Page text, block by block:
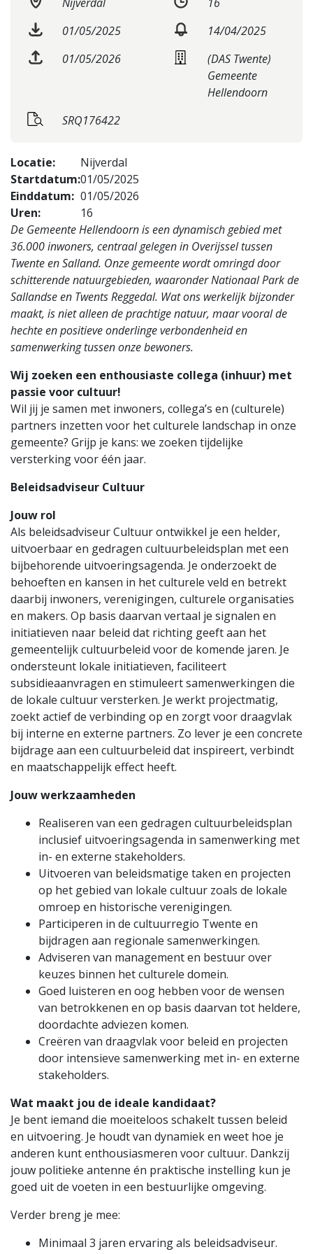
01/05/2025
14/04/2025
01/05/2026
(DAS Twente)
Gemeente
Hellendoorn
SRQ176422
Locatie:
Startdatum:
Einddatum:
Uren:
Nijverdal
01/05/2025
01/05/2026
16
De Gemeente Hellendoorn is een dynamisch gebied met
36.000 inwoners, centraal gelegen in Overijssel tussen
Twente en Salland. Onze gemeente wordt omringd door
schitterende natuurgebieden, waaronder Nationaal Park de
Sallandse en Twents Reggedal. Wat ons werkelijk bijzonder
maakt, is niet alleen de prachtige natuur, maar vooral de
hechte en positieve onderlinge verbondenheid en
samenwerking tussen onze bewoners.
Wij zoeken een enthousiaste collega (inhuur) met
passie voor cultuur!
Wil jij je samen met inwoners, collega’s en (culturele)
partners inzetten voor het culturele landschap in onze
gemeente? Grijp je kans: we zoeken tijdelijke
versterking voor één jaar.
Beleidsadviseur Cultuur
Jouw rol
Als beleidsadviseur Cultuur ontwikkel je een helder,
uitvoerbaar en gedragen cultuurbeleidsplan met een
bijbehorende uitvoeringsagenda. Je onderzoekt de
behoeften en kansen in het culturele veld en betrekt
daarbij inwoners, verenigingen, culturele organisaties
en makers. Op basis daarvan vertaal je signalen en
initiatieven naar beleid dat richting geeft aan het
gemeentelijk cultuurbeleid voor de komende jaren. Je
ondersteunt lokale initiatieven, faciliteert
subsidieaanvragen en stimuleert samenwerkingen die
de lokale cultuur versterken. Je werkt projectmatig,
zoekt actief de verbinding op en zorgt voor draagvlak
bij interne en externe partners. Zo lever je een concrete
bijdrage aan een cultuurbeleid dat inspireert, verbindt
en maatschappelijk effect heeft.
Jouw werkzaamheden
Realiseren van een gedragen cultuurbeleidsplan
inclusief uitvoeringsagenda in samenwerking met
in- en externe stakeholders.
Uitvoeren van beleidsmatige taken en projecten
op het gebied van lokale cultuur zoals de lokale
omroep en historische verenigingen.
Participeren in de cultuurregio Twente en
bijdragen aan regionale samenwerkingen.
Adviseren van management en bestuur over
keuzes binnen het culturele domein.
Goed luisteren en oog hebben voor de wensen
van betrokkenen en op basis daarvan tot heldere,
doordachte adviezen komen.
Creëren van draagvlak voor beleid en projecten
door intensieve samenwerking met in- en externe
stakeholders.
Wat maakt jou de ideale kandidaat?
Je bent iemand die moeiteloos schakelt tussen beleid
en uitvoering. Je houdt van dynamiek en weet hoe je
anderen kunt enthousiasmeren voor cultuur. Dankzij
jouw politieke antenne én praktische instelling kun je
goed uit de voeten in een bestuurlijke omgeving.
Verder breng je mee:
Minimaal 3 jaren ervaring als beleidsadviseur.